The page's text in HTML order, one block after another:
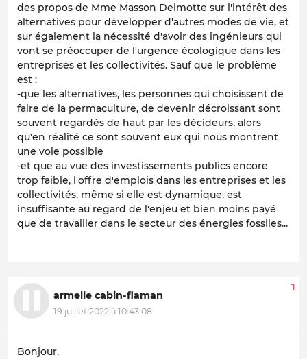
des propos de Mme Masson Delmotte sur l'intérêt des
alternatives pour développer d'autres modes de vie, et
sur également la nécessité d'avoir des ingénieurs qui
vont se préoccuper de l'urgence écologique dans les
entreprises et les collectivités. Sauf que le problème
est :
-que les alternatives, les personnes qui choisissent de
faire de la permaculture, de devenir décroissant sont
souvent regardés de haut par les décideurs, alors
qu'en réalité ce sont souvent eux qui nous montrent
une voie possible
-et que au vue des investissements publics encore
trop faible, l'offre d'emplois dans les entreprises et les
collectivités, même si elle est dynamique, est
insuffisante au regard de l'enjeu et bien moins payé
que de travailler dans le secteur des énergies fossiles...
armelle cabin-flaman
19 juillet 2022 à 10:43:08
1
Bonjour,